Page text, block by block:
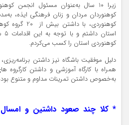
زیرا 10 سال به‌عنوان مسئول انجمن
کوهنوردی، با
کوهنوردی استان را کسب می‌کردم.
دلیل موفقیت باشگاه نیز داشتن
همراه با کارگاه آموزشی و داشتن کارگروه
به‌خصوص داشتن تمرینات مداوم و متنوع
* کلا چند صعود داشتین و امسال